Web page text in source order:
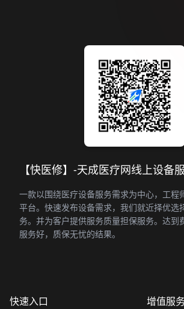
【快医修】-天成医疗网线上设备
一款以围绕医疗设备服务需求为中心，工程
平台。快速发布设备需求，我们就近择优选
务。并为客户提供服务质量担保服务。达到
服务好，质保无忧的结果。
快速入口 增值服